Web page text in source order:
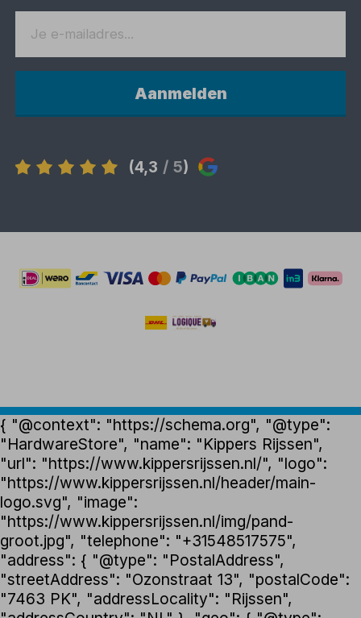
Aanmelden
(4,3 / 5)
{ "@context": "https://schema.org", "@type":
"HardwareStore", "name": "Kippers Rijssen",
"url": "https://www.kippersrijssen.nl/", "logo":
"https://www.kippersrijssen.nl/header/main-
logo.svg", "image":
"https://www.kippersrijssen.nl/img/pand-
groot.jpg", "telephone": "+31548517575",
"address": { "@type": "PostalAddress",
"streetAddress": "Ozonstraat 13", "postalCode":
"7463 PK", "addressLocality": "Rijssen",